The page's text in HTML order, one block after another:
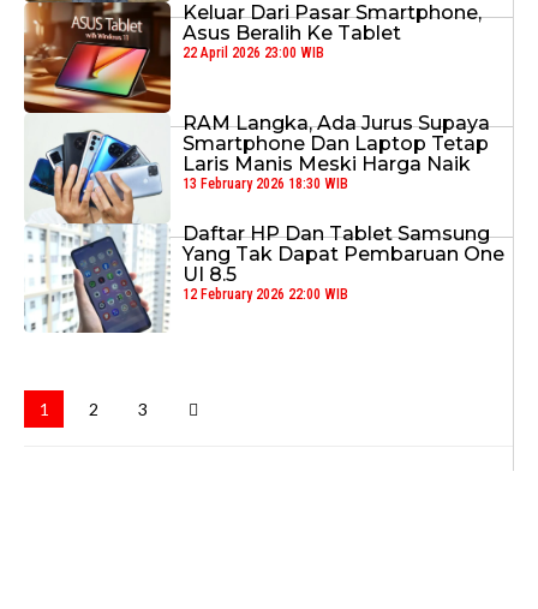
Keluar Dari Pasar Smartphone,
Asus Beralih Ke Tablet
22 April 2026 23:00 WIB
RAM Langka, Ada Jurus Supaya
Smartphone Dan Laptop Tetap
Laris Manis Meski Harga Naik
13 February 2026 18:30 WIB
Daftar HP Dan Tablet Samsung
Yang Tak Dapat Pembaruan One
UI 8.5
12 February 2026 22:00 WIB
1 2 3